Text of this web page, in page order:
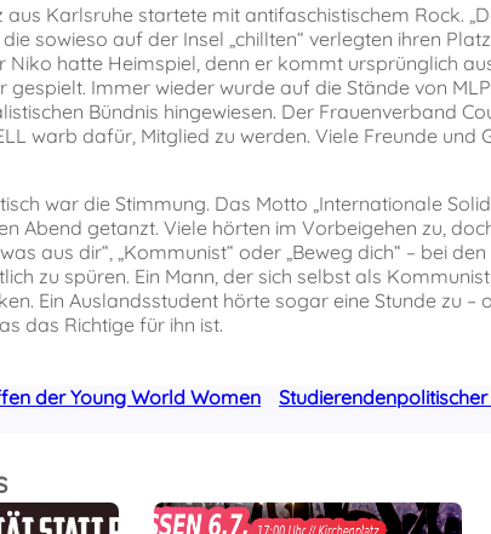
Karlsruhe startete mit antifaschistischem Rock.
die sowieso auf der Insel „chillten“ verlegten ihren
Niko hatte Heimspiel, denn er kommt ursprünglich
gespielt. Immer wieder wurde auf die Stände von
Bündnis hingewiesen. Der Frauenverband
warb dafür, Mitglied zu werden. Viele Freunde und
war die Stimmung. Das Motto „Internationale
Abend getanzt. Viele hörten im Vorbeigehen zu,
aus dir“, „Kommunist“ oder „Beweg dich“ – bei
zu spüren. Ein Mann, der sich selbst als
Ein Auslandsstudent hörte sogar eine Stunde zu –
das Richtige für ihn ist.
der Young World Women